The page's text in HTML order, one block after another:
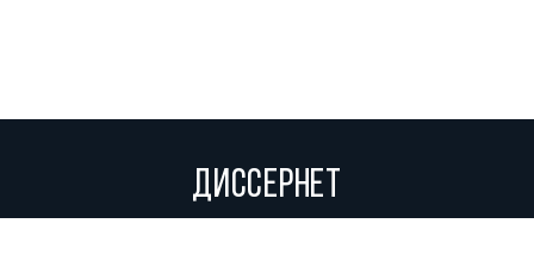
ДИССЕРНЕТ